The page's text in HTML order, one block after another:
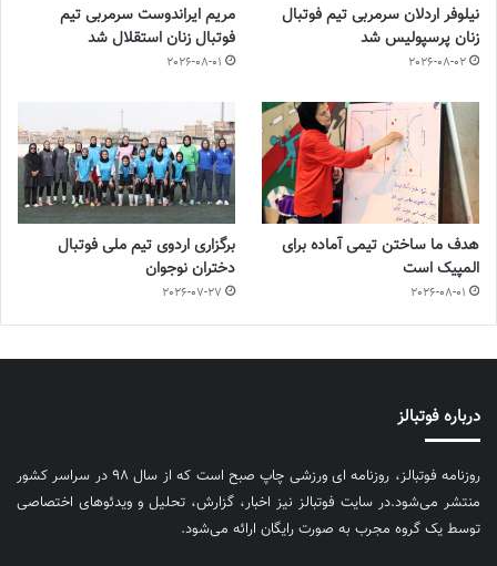
نیلوفر اردلان سرمربی تیم فوتبال
زنان پرسپولیس شد
2026-08-02
مریم ایراندوست سرمربی تیم
فوتبال زنان استقلال شد
2026-08-01
هدف ما ساختن تیمی آماده برای
المپیک است
2026-08-01
برگزاری اردوی تیم ملی فوتبال
دختران نوجوان
2026-07-27
درباره فوتبالز
روزنامه فوتبالز، روزنامه ای ورزشی چاپ صبح است که از سال ۹۸ در سراسر کشور
منتشر می‌شود.در سایت فوتبالز نیز اخبار، گزارش، تحلیل و ویدئوهای اختصاصی
توسط یک گروه مجرب به صورت رایگان ارائه می‌شود.